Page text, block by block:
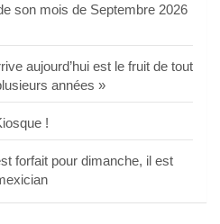
son mois de Septembre 2026
aujourd’hui est le fruit de tout
années »
!
forfait pour dimanche, il est